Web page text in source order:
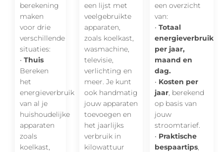
berekening
maken
voor drie
verschillende
situaties:
• Thuis
Bereken
het
energieverbruik
van al je
huishoudelijke
apparaten
zoals
koelkast,
een lijst met
veelgebruikte
apparaten,
zoals koelkast,
wasmachine,
televisie,
verlichting en
meer. Je kunt
ook handmatig
jouw apparaten
toevoegen en
het jaarlijks
verbruik in
kilowattuur
een overzicht
van:
•Totaal
energieverbruik
per jaar,
maand en
dag.
• Kosten per
jaar, berekend
op basis van
jouw
stroomtarief.
• Praktische
bespaartips,